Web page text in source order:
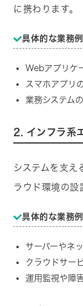
に携わります。
具体的な業務例
Webアプリケ
スマホアプリ
業務システム
2. インフラ系
システムを支え
ラウド環境の設
具体的な業務例
サーバーやネ
クラウドサー
運用監視や障